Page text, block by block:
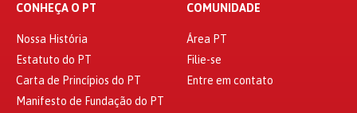
CONHEÇA O PT
Nossa História
Estatuto do PT
Carta de Princípios do PT
Manifesto de Fundação do PT
COMUNIDADE
Área PT
Filie-se
Entre em contato